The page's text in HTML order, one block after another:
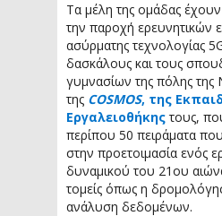
Τα μέλη της ομάδας
την παροχή ερευνητικών
ασύρματης τεχνολογίας
δασκάλους και τους
γυμνασίων της πόλης της
της COSMOS, της
Εργαλειοθήκηςτους,
περίπου 50 πειράματα
στην προετοιμασία ενός
δυναμικού του 21ου
τομείς όπως η
ανάλυση δεδομένων.